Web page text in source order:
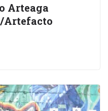
Arteaga
Artefacto